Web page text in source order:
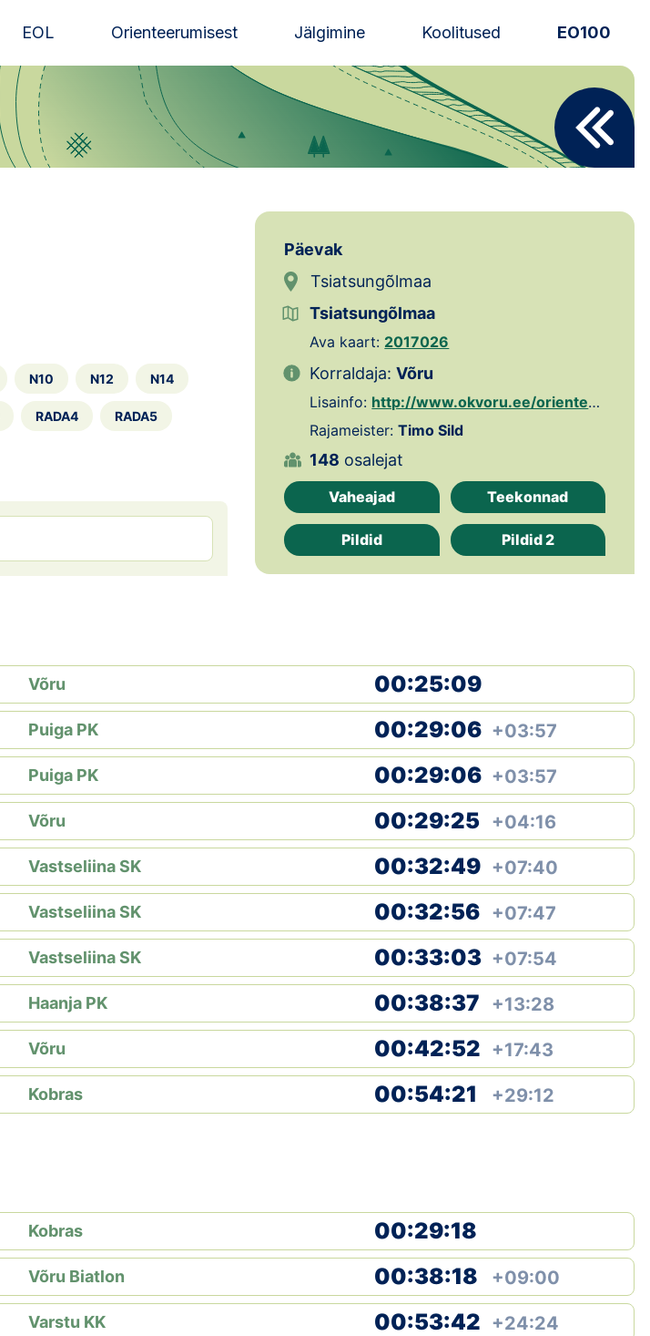
EOL Orienteerumisest Jälgimine Koolitused EO100
Uudised
Alustajale
Toetamine
Telli litsents!
Noored
Kontakt
EOL
Galerii
Tule klubisse!
Tulemused
Dokumendid
Klubid
Suletud maastikud
Püsirajad
Ajalugu
Koolitused
OTSI
N10 N12 N14
RADA4 RADA5
Päevak
Tsiatsungõlmaa
Tsiatsungõlmaa
Ava kaart: 2017026
Korraldaja:Võru
Lisainfo: http://www.okvoru.ee/orienteerumispaevakud/
Rajameister:Timo Sild
148 osalejat
Vaheajad Teekonnad
Pildid Pildid 2
Võru 00:25:09
Puiga PK 00:29:06 +03:57
Puiga PK 00:29:06 +03:57
Võru 00:29:25 +04:16
Vastseliina SK 00:32:49 +07:40
Vastseliina SK 00:32:56 +07:47
Vastseliina SK 00:33:03 +07:54
Haanja PK 00:38:37 +13:28
Võru 00:42:52 +17:43
Kobras 00:54:21 +29:12
Kobras 00:29:18
Võru Biatlon 00:38:18 +09:00
Varstu KK 00:53:42 +24:24